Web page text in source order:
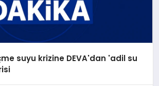
suyu krizine DEVA'dan 'adil su